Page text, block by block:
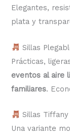
Elegantes,
plata y
Sillas
Prácticas,
eventos al aire
familiares.
Sillas Tiffany
Una variante